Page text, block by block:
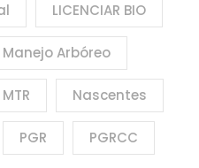
LICENCIAR BIO
Manejo Arbóreo
MTR Nascentes
PGR PGRCC